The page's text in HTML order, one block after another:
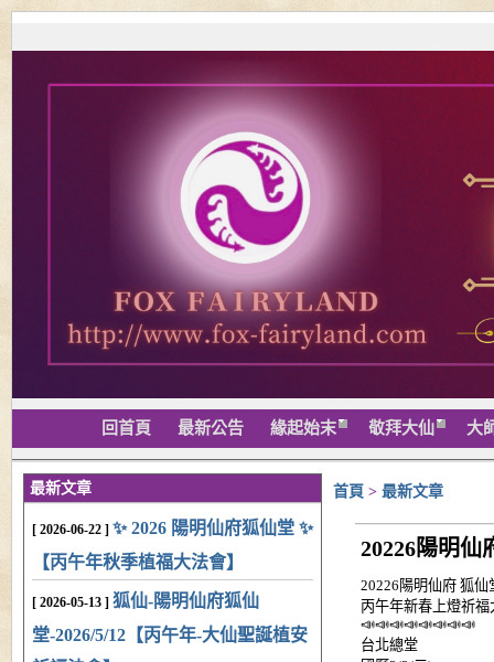
回首頁 最新公告 緣起始末 敬拜大仙 大
最新文章
[ 2026-06-22 ] ✨ 2026 陽明仙府狐仙堂 ✨
【丙午年秋季植福大法會】
[ 2026-05-13 ] 狐仙-陽明仙府狐仙
堂-2026/5/12【丙午年-大仙聖誕植安
首頁 > 最新文章
20226陽明仙
20226陽明仙府 狐仙
丙午年新春上燈祈
📣📣📣📣📣📣📣📣
台北總堂